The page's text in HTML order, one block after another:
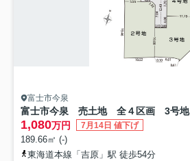
富士市今泉
富士市今泉 売土地 全４区画 3号地
1,080万円 7月14日 値下げ
189.66㎡ (-)
東海道本線「吉原」駅 徒歩54分